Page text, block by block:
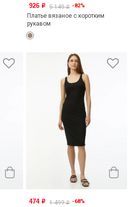
926 o 5 149o -82%
Платье вязаное с коротким
рукавом
474 o 1 499o -68%